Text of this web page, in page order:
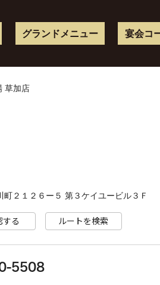
グランドメニュー 宴会コ
草加店
町２１２６ー５ 第３ケイユービル３Ｆ
する ルートを検索
5508